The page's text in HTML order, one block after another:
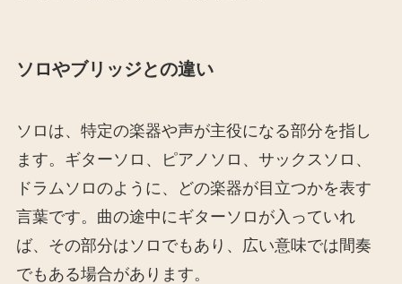
ソロやブリッジとの違い
ソロは、特定の楽器や声が主役になる部分を指し
ます。ギターソロ、ピアノソロ、サックスソロ、
ドラムソロのように、どの楽器が目立つかを表す
言葉です。曲の途中にギターソロが入っていれ
ば、その部分はソロでもあり、広い意味では間奏
でもある場合があります。